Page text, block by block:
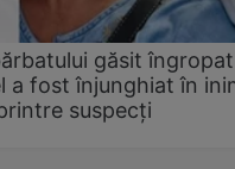
găsit
a fost înjunghiat în
suspecți